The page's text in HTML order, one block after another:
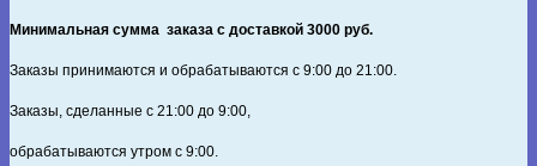
Минимальная сумма заказа с доставкой 3000 руб.
Заказы принимаются и обрабатываются с 9:00 до 21:00.
Заказы, сделанные с 21:00 до 9:00,
обрабатываются утром с 9:00.